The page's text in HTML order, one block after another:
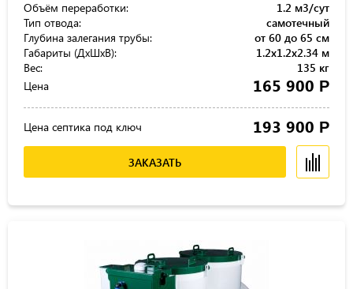
Объём переработки:
1.2 м3/сут
Тип отвода:
самотечный
Глубина залегания трубы:
от 60 до 65 см
Габариты (ДхШхВ):
1.2x1.2x2.34 м
Вес:
135 кг
Цена
165 900 Р
Цена септика под ключ 193 900 Р
ЗАКАЗАТЬ